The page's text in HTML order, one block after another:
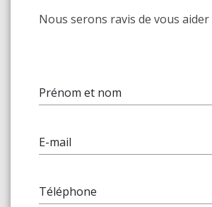
Nous serons ravis de vous aider
Prénom et nom
E-mail
Téléphone